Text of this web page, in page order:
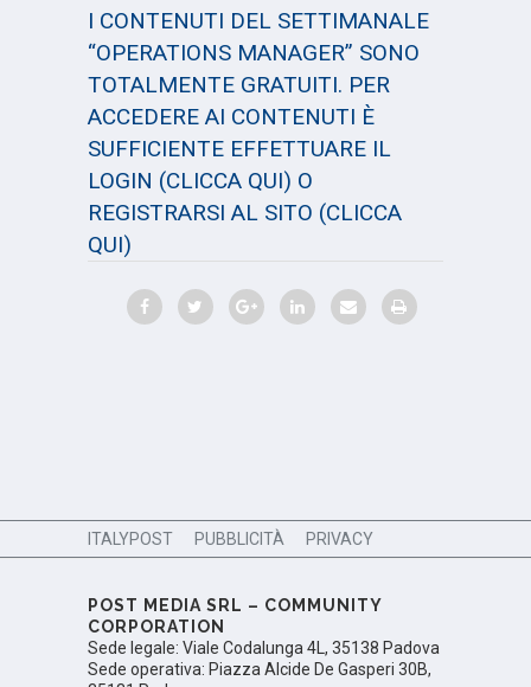
I CONTENUTI DEL SETTIMANALE
“OPERATIONS MANAGER” SONO
TOTALMENTE GRATUITI. PER
ACCEDERE AI CONTENUTI È
SUFFICIENTE EFFETTUARE IL
LOGIN (CLICCA QUI) O
REGISTRARSI AL SITO (CLICCA
QUI)
ITALYPOST PUBBLICITÀ PRIVACY
POST MEDIA SRL – COMMUNITY
CORPORATION
Sede legale: Viale Codalunga 4L, 35138 Padova
Sede operativa: Piazza Alcide De Gasperi 30B,